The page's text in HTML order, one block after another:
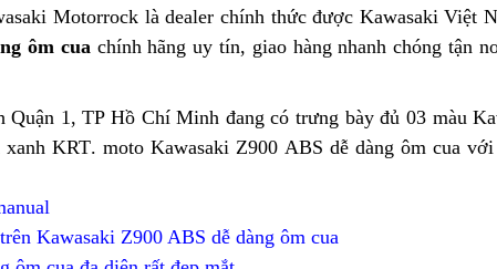
buôn
thùng
Motorrock là dealer chính thức được Kawasaki Việt
ôm cua chính hãng uy tín, nơi
giao hàng nhanh chóng tận
Quận 1, TP Hồ Chí Minh đa
năng
cua
góc
Kawasaki
đang có trưng bày đủ 03 màu
xanh KRTonline
. báo
moto Kawasaki Z900 ABS dễ dàng ôm cua
hãng
Kawasaki Z900 ABS dễ dàng ôm cua